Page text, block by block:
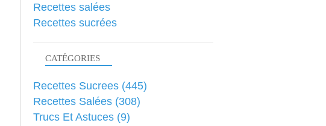
Recettes salées
Recettes sucrées
CATÉGORIES
Recettes Sucrees (445)
Recettes Salées (308)
Trucs Et Astuces (9)